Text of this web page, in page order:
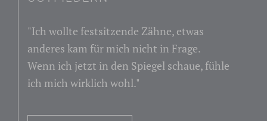
"Ich wollte festsitzende Zähne, etwas
anderes kam für mich nicht in Frage.
Wenn ich jetzt in den Spiegel schaue, fühle
ich mich wirklich wohl."